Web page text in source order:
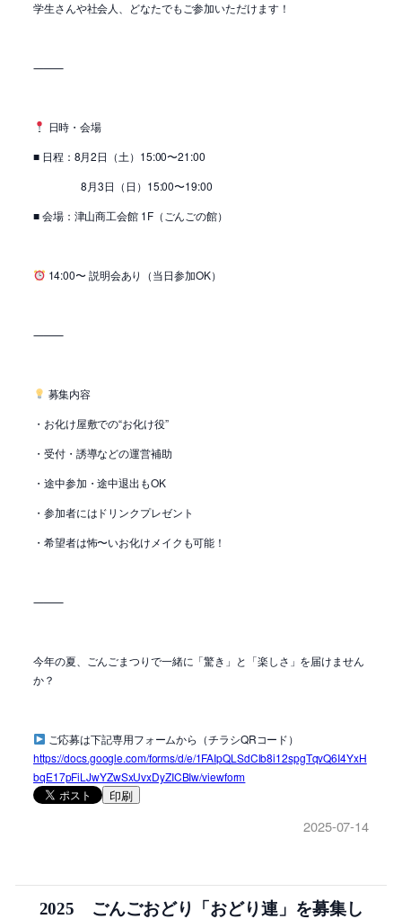
学生さんや社会人、どなたでもご参加いただけます！
⸻
日時・会場
■ 日程：8月2日（土）15:00〜21:00
8月3日（日）15:00〜19:00
■ 会場：津山商工会館 1F（ごんごの館）
14:00〜 説明会あり（当日参加OK）
⸻
募集内容
・お化け屋敷での“お化け役”
・受付・誘導などの運営補助
・途中参加・途中退出もOK
・参加者にはドリンクプレゼント
・希望者は怖〜いお化けメイクも可能！
⸻
今年の夏、ごんごまつりで一緒に「驚き」と「楽しさ」を届けません
か？
ご応募は下記専用フォームから（チラシQRコード）
https://docs.google.com/forms/d/e/1FAIpQLSdClb8i12spgTqvQ6I4YxH
bqE17pFiLJwYZwSxUvxDyZICBIw/viewform
印刷
2025-07-14
2025 ごんごおどり「おどり連」を募集し